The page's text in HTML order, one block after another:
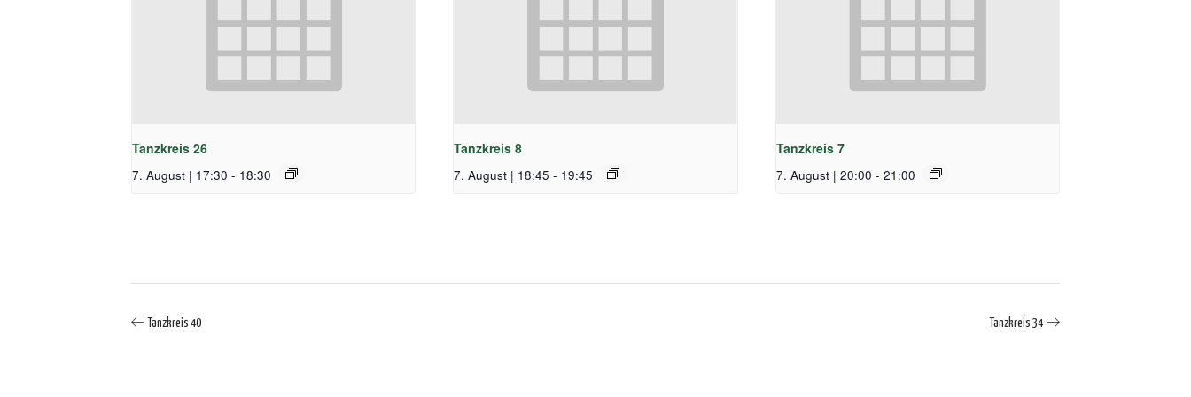
Tanzkreis 26
7. August | 17:30 - 18:30
Tanzkreis 8
7. August | 18:45 - 19:45
Tanzkreis 7
7. August | 20:00 - 21:00
Tanzkreis 40 Tanzkreis 34